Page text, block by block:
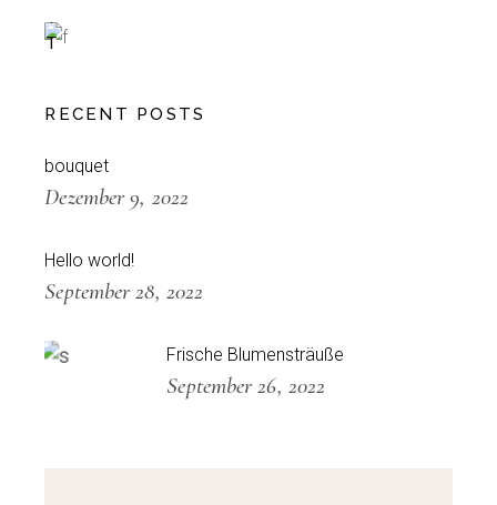
T
T
E
-30%
RECENT POSTS
bouquet
Dezember 9, 2022
Hello world!
September 28, 2022
Frische Blumensträuße
September 26, 2022